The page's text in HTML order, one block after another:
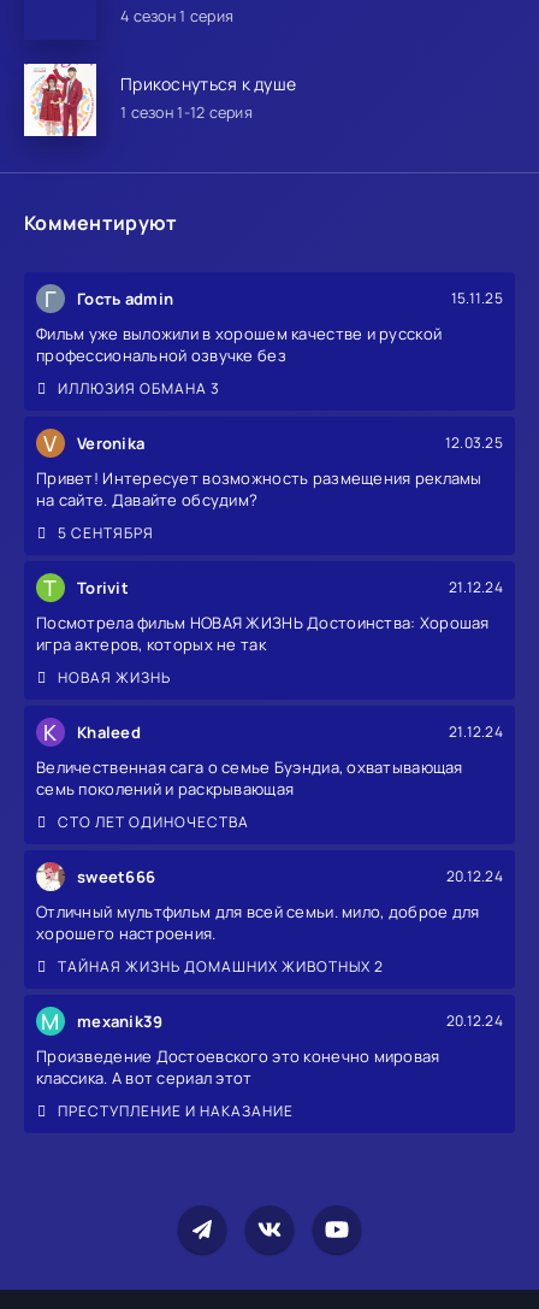
4 сезон 1 серия
Прикоснуться к душе
1 сезон 1-12 серия
Комментируют
Г Гость admin 15.11.25
Фильм уже выложили в хорошем качестве и русской
профессиональной озвучке без
ИЛЛЮЗИЯ ОБМАНА 3
V Veronika 12.03.25
Привет! Интересует возможность размещения рекламы
на сайте. Давайте обсудим?
5 СЕНТЯБРЯ
T Torivit 21.12.24
Посмотрела фильм НОВАЯ ЖИЗНЬ Достоинства: Хорошая
игра актеров, которых не так
НОВАЯ ЖИЗНЬ
K Khaleed 21.12.24
Величественная сага о семье Буэндиа, охватывающая
семь поколений и раскрывающая
СТО ЛЕТ ОДИНОЧЕСТВА
sweet666 20.12.24
Отличный мультфильм для всей семьи. мило, доброе для
хорошего настроения.
ТАЙНАЯ ЖИЗНЬ ДОМАШНИХ ЖИВОТНЫХ 2
M mexanik39 20.12.24
Произведение Достоевского это конечно мировая
классика. А вот сериал этот
ПРЕСТУПЛЕНИЕ И НАКАЗАНИЕ